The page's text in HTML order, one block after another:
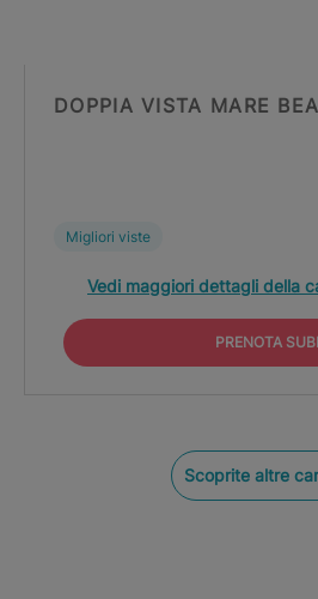
DOPPIA VISTA MARE
Migliori viste
Vedi maggiori dettagli della
PRENOTA
Scoprite altre